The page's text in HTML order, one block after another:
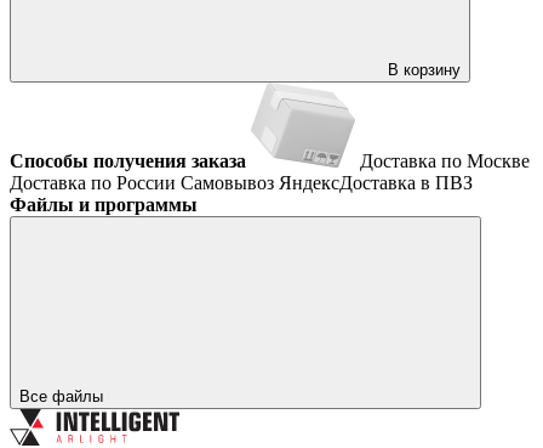
В корзину
Способы получения заказа
Доставка по Москве
Доставка по России Самовывоз ЯндексДоставка в ПВЗ
Файлы и программы
Все файлы